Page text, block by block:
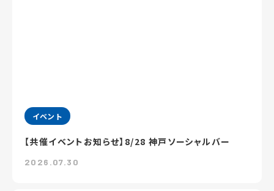
イベント
【共催イベントお知らせ】8/28 神戸ソーシャルバー
2026.07.30